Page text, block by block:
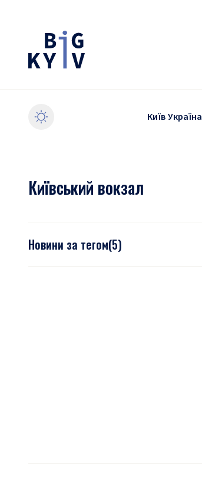
КиївУкраїна
Київський вокзал
Новини за тегом(5)